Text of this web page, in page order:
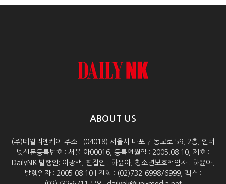
ABOUT US
(주)데일리엔케이 주소 : (04018) 서울시 마포구 동교로 59, 2층, 인터
넷신문등록번호 : 서울 아00016, 등록연월일 : 2005.08.10, 제호 :
DailyNK 발행인: 이광백, 편집인 : 하윤아, 청소년보호책임자 : 하윤아,
발행일자 : 2005.08.10 | 전화 : (02)732-6998/6999, 팩스 :